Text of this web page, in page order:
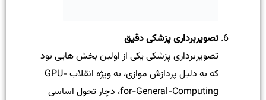
تصویربرداری پزشکی دقیق
تصویربرداری پزشکی یکی از اولین بخش هایی بود
که به دلیل پردازش موازی، به ویژه انقلاب GPU-
for-General-Computing، دچار تحول اساسی